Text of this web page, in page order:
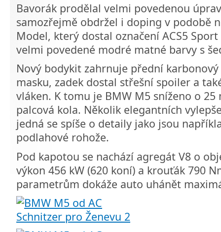
Bavorák prodělal velmi povedenou
samozřejmě obdržel i doping v podobě
Model, který dostal označení ACS5
velmi povedené modré matné barvy s
Nový bodykit zahrnuje přední
masku, zadek dostal střešní spoiler a
vláken. K tomu je BMW M5 sníženo o
palcová kola. Několik elegantních
jedná se spíše o detaily jako jsou
podlahové rohože.
Pod kapotou se nachází agregát V8 o
výkon 456 kW (620 koní) a krouťák 790
parametrům dokáže auto uhánět